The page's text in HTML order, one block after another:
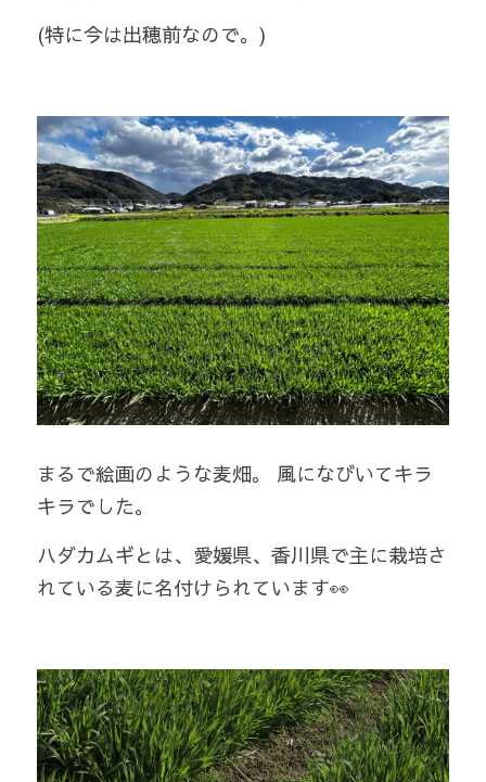
(特に今は出穂前なので。)
まるで絵画のような麦畑。 風になびいてキラ
キラでした。
ハダカムギとは、愛媛県、香川県で主に栽培さ
れている麦に名付けられています👀